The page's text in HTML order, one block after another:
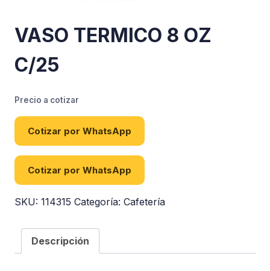
VASO TERMICO 8 OZ
C/25
Precio a cotizar
Cotizar por WhatsApp
Cotizar por WhatsApp
SKU: 114315 Categoría: Cafetería
Descripción